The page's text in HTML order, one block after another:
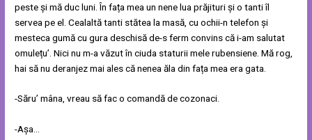
peste și mă duc luni. În fața mea un nene lua prăjituri și o tanti îl
servea pe el. Cealaltă tanti stătea la masă, cu ochii-n telefon și
mesteca gumă cu gura deschisă de-s ferm convins că i-am salutat
omulețu’. Nici nu m-a văzut în ciuda staturii mele rubensiene. Mă rog,
hai să nu deranjez mai ales că nenea ăla din fața mea era gata.
-Săru’ mâna, vreau să fac o comandă de cozonaci.
-Așa…